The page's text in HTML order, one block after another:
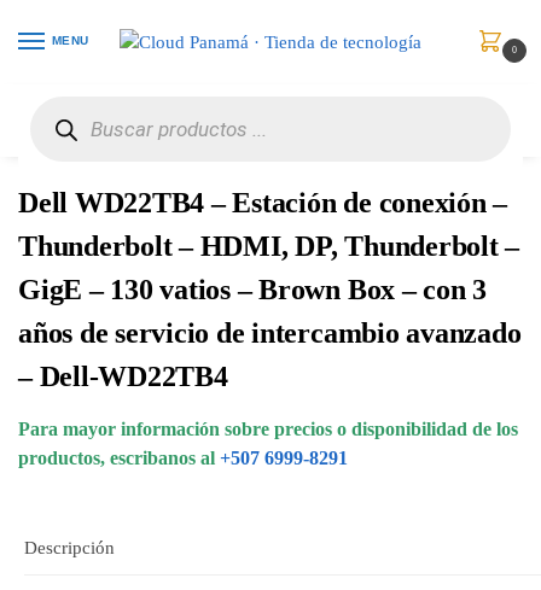
MENU
0
Dell WD22TB4 – Estación de conexión –
Thunderbolt – HDMI, DP, Thunderbolt –
GigE – 130 vatios – Brown Box – con 3
años de servicio de intercambio avanzado
– Dell-WD22TB4
Para mayor información sobre precios o disponibilidad de los
productos, escribanos al +507 6999-8291
Descripción